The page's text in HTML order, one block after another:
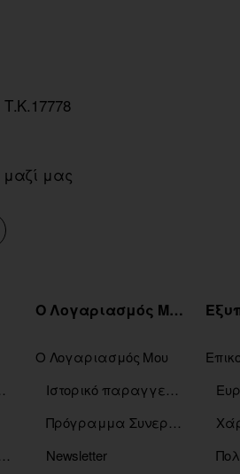
μαζί μας
Πληροφορίες Αποστόλης
Ο Λογαριασμός Μου
Ο Λογαριασμός Μου
Ιστορικό παραγγελιών
Πρόγραμμα Συνεργατών
Newsletter